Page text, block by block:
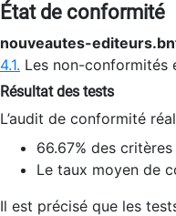
État de conformité
nouveautes-
4.1. Les non-conformités
Résultat des tests
L’audit de conformité
66.67% des
Le taux moyen de
Il est précisé que les